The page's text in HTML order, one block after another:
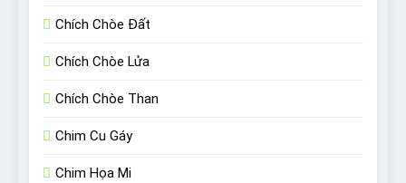
Chích Chòe Đất
Chích Chòe Lửa
Chích Chòe Than
Chim Cu Gáy
Chim Họa Mi